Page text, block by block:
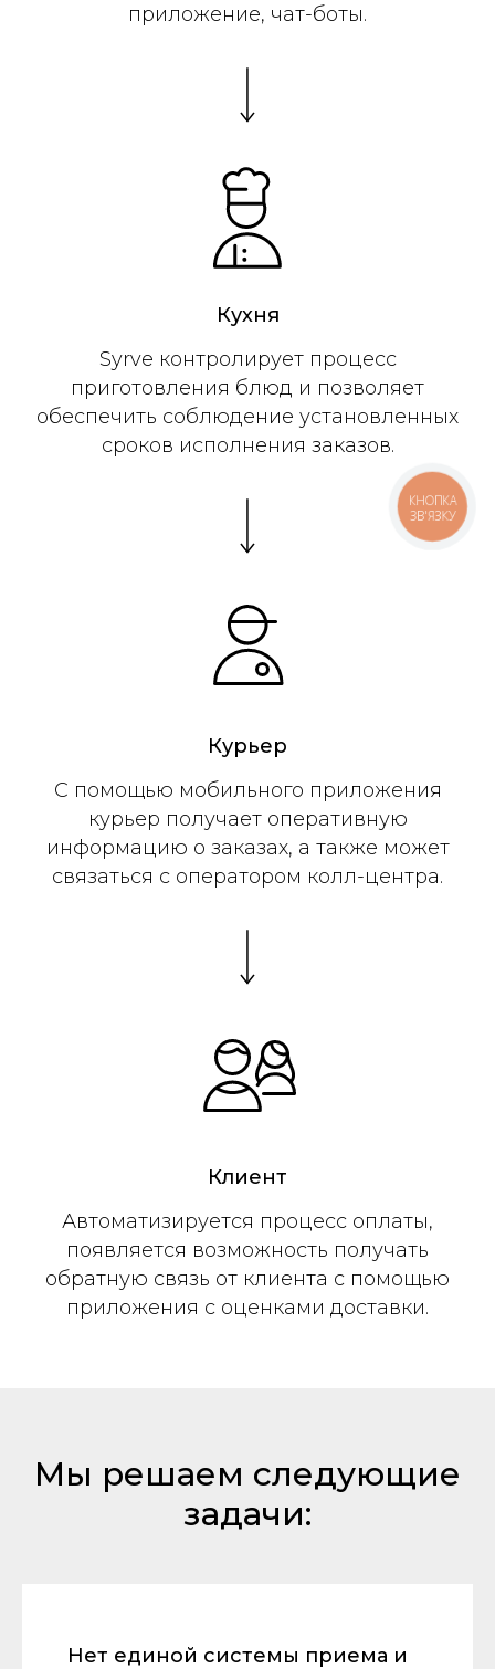
приложение, чат-боты.
Кухня
Syrve контролирует процесс
приготовления блюд и позволяет
обеспечить соблюдение установленных
сроков исполнения заказов.
Курьер
C помощью мобильного приложения
курьер получает оперативную
информацию о заказах, а также может
связаться с оператором колл-центра.
Клиент
Автоматизируется процесс оплаты,
появляется возможность получать
обратную связь от клиента с помощью
приложения с оценками доставки.
Мы решаем следующие
задачи:
Нет единой системы приема и
КНОПКА
ЗВ'ЯЗКУ